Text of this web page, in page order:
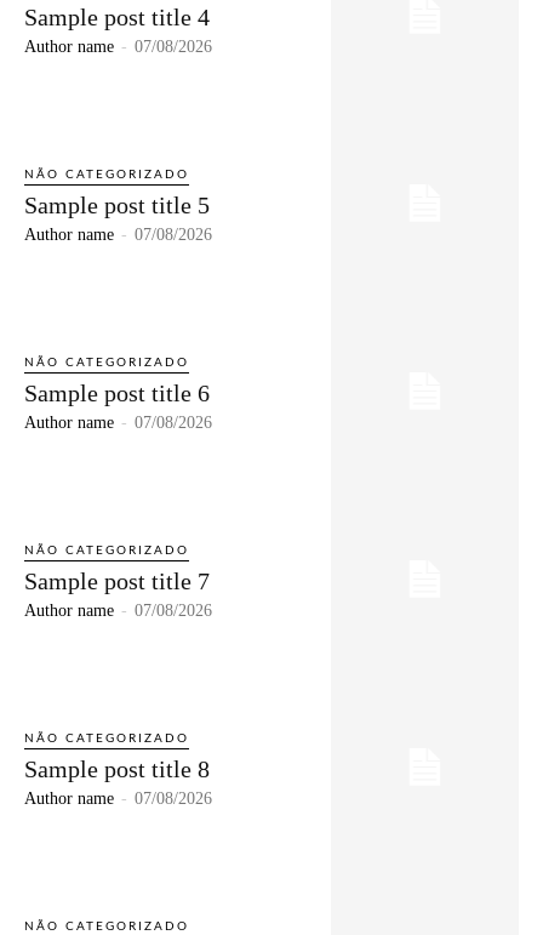
Sample post title 4
Author name - 07/08/2026
NÃO CATEGORIZADO
Sample post title 5
Author name - 07/08/2026
NÃO CATEGORIZADO
Sample post title 6
Author name - 07/08/2026
NÃO CATEGORIZADO
Sample post title 7
Author name - 07/08/2026
NÃO CATEGORIZADO
Sample post title 8
Author name - 07/08/2026
NÃO CATEGORIZADO